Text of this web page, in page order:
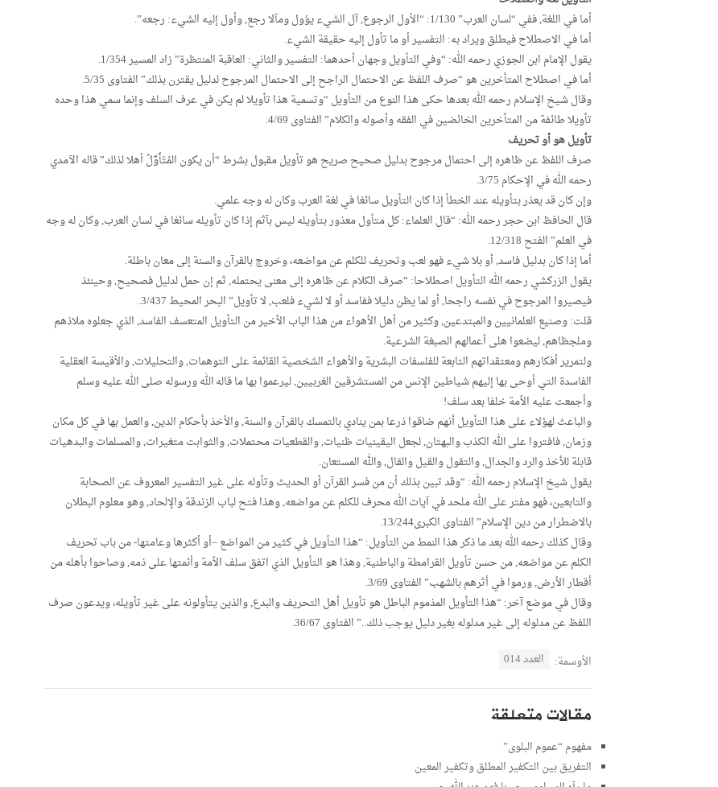
أما في اللغة, ففي “لسان العرب” 1/130: “الأول الرجوع, آل الشيء يؤول ومآلا رجع, وأول إليه الشيء: رجعه”.
أما في الاصطلاح فيطلق ويراد به: التفسير أو ما تأول إليه حقيقة الشيء.
يقول الإمام ابن الجوزي رحمه الله: “وفي التأويل وجهان أحدهما: التفسير والثاني: العاقبة المنتظرة” زاد المسير 1/354.
أما في اصطلاح المتأخرين هو “صرف اللفظ عن الاحتمال الراجح إلى الاحتمال المرجوح لدليل يقترن بذلك” الفتاوى 5/35.
وقال شيخ الإسلام رحمه الله بعدها حكى هذا النوع من التأويل “وتسمية هذا تأويلا لم يكن في عرف السلف وإنما سمي هذا وحده
تأويلا طائفة من المتأخرين الخائضين في الفقه وأصوله والكلام” الفتاوى 4/69.
تأويل هو أو تحريف
صرف اللفظ عن ظاهره إلى احتمال مرجوح بدليل صحيح صريح هو تأويل مقبول بشرط “أن يكون المُتَأَوِّلُ أهلا لذلك” قاله الآمدي
رحمه الله في الإحكام 3/75.
وإن كان قد يعذر بتأويله عند الخطأ إذا كان التأويل سائغا في لغة العرب وكان له وجه علمي.
قال الحافظ ابن حجر رحمه الله: “قال العلماء: كل متأول معذور بتأويله ليس بآثم إذا كان تأويله سائغا في لسان العرب, وكان له وجه
في العلم” الفتح 12/318.
أما إذا كان بدليل فاسد, أو بلا شيء فهو لعب وتحريف للكلم عن مواضعه، وخروج بالقرآن والسنة إلى معان باطلة.
يقول الزركشي رحمه الله التأويل اصطلاحا: “صرف الكلام عن ظاهره إلى معنى يحتمله, ثم إن حمل لدليل فصحيح, وحينئذ
فيصيروا المرجوح في نفسه راجحا, أو لما يظن دليلا ففاسد أو لا لشيء فلعب, لا تأويل” البحر المحيط 3/437.
قلت: وصنيع العلمانيين والمبتدعين, وكثير من أهل الأهواء من هذا الباب الأخير من التأويل المتعسف الفاسد, الذي جعلوه ملاذهم
وملجظاهم, ليضعوا هلى أعمالهم الصبغة الشرعية.
ولتمرير أفكارهم ومعتقداتهم التابعة للفلسفات البشرية والأهواء الشخصية القائمة على التوهمات, والتحليلات, والأقيسة العقلية
الفاسدة التي أوحى بها إليهم شياطين الإنس من المستشرقين الغربيين, ليرعموا بها ما قاله الله ورسوله صلى الله عليه وسلم
وأجمعت عليه الأمة خلفا بعد سلف!
والباعث لهؤلاء على هذا التأويل أنهم ضاقوا ذرعا بمن ينادي بالتمسك بالقرآن والسنة, والأخذ بأحكام الدين, والعمل بها في كل مكان
وزمان, فافتروا على الله الكذب والبهتان, لجعل اليقينيات ظنيات, والقطعيات محتملات, والثوابت متغيرات, والمسلمات والبدهيات
قابلة للأخذ والرد والجدال, والتقول والقيل والقال, والله المستعان.
يقول شيخ الإسلام رحمه الله: “وقد تبين بذلك أن من فسر القرآن أو الحديث وتأوله على غير التفسير المعروف عن الصحابة
والتابعين، فهو مفتر على الله ملحد في آيات الله محرف للكلم عن مواضعه, وهذا فتح لباب الزندقة والإلحاد, وهو معلوم البطلان
بالاضطرار من دين الإسلام” الفتاوى الكبرى13/244.
وقال كذلك رحمه الله بعد ما ذكر هذا النمط من التأويل: “هذا التأويل في كثير من المواضع –أو أكثرها وعامتها- من باب تحريف
الكلم عن مواضعه, من حسن تأويل القرامطة والباطنية, وهذا هو التأويل الذي اتفق سلف الأمة وأئمتها على ذمه, وصاحوا بأهله من
أقطار الأرض, ورموا في أثرهم بالشهب” الفتاوى 3/69.
وقال في موضع آخر: “هذا التأويل المذموم الباطل هو تأويل أهل التحريف والبدع, والذين يتأولونه على غير تأويله، ويدعون صرف
اللفظ عن مدلوله إلى غير مدلوله بغير دليل يوجب ذلك..” الفتاوى 36/67.
الأوسمة: العدد 014
مقالات متعلقة
مفهوم “عموم البلوى”
التفريق بين التكفير المطلق وتكفير المعين